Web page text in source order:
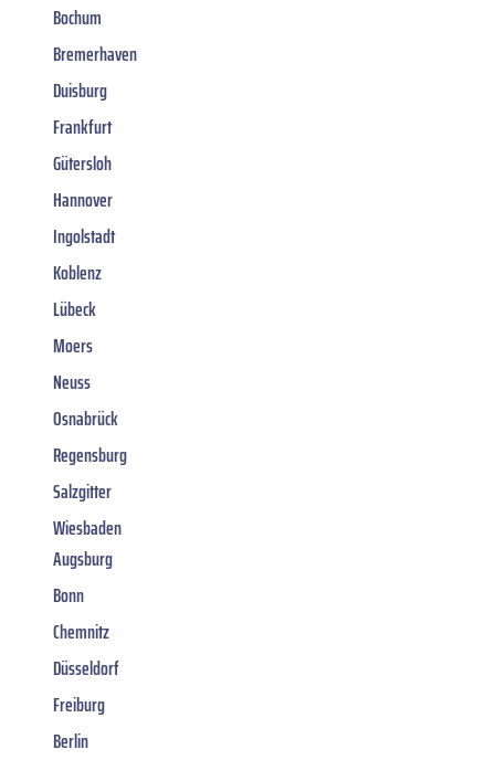
Bochum
Bremerhaven
Duisburg
Frankfurt
Gütersloh
Hannover
Ingolstadt
Koblenz
Lübeck
Moers
Neuss
Osnabrück
Regensburg
Salzgitter
Wiesbaden
Augsburg
Bonn
Chemnitz
Düsseldorf
Freiburg
Berlin